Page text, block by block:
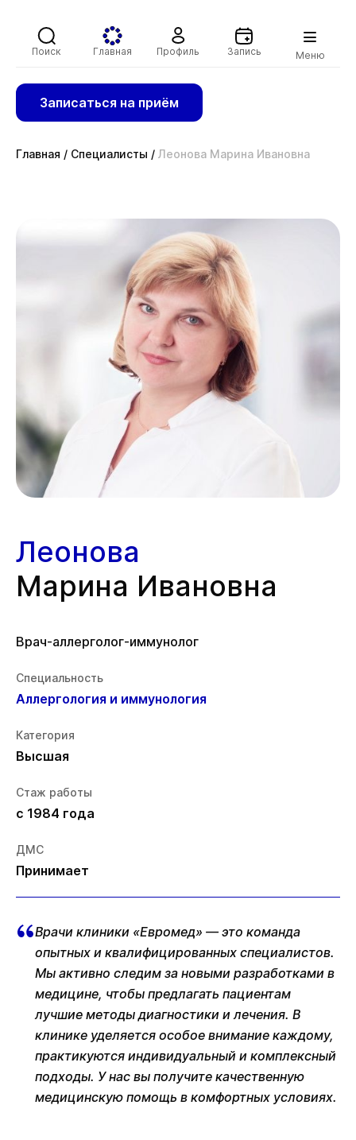
Поиск Главная Профиль Запись Меню
Записаться на приём
Главная / Специалисты / Леонова Марина Ивановна
Леонова
Марина Ивановна
Врач-аллерголог-иммунолог
Специальность
Аллергология и иммунология
Категория
Высшая
Стаж работы
с 1984 года
ДМС
Принимает
Врачи клиники «Евромед» — это команда
опытных и квалифицированных специалистов.
Мы активно следим за новыми разработками в
медицине, чтобы предлагать пациентам
лучшие методы диагностики и лечения. В
клинике уделяется особое внимание каждому,
практикуются индивидуальный и комплексный
подходы. У нас вы получите качественную
медицинскую помощь в комфортных условиях.